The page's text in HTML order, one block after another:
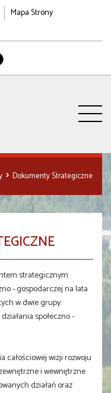
Mapa Strony
Dokumenty Strategiczne
strategicznym
- gospodarczej na lata
w dwie grupy:
społeczno -
całościowej wizji rozwoju
i wewnętrzne
działań oraz